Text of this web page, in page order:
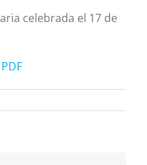
celebrada el 17 de